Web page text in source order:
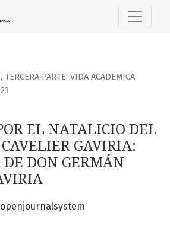
DEL DR GERMÁN CAVELIER
, TERCERA PARTE: VIDA ACADEMICA
EL NATALICIO DEL
GAVIRIA:
DON GERMÁN